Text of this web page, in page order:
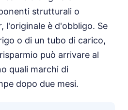
strutturali o
l'originale è d'obbligo. Se
o di un tubo di carico,
può arrivare al
quali marchi di
dopo due mesi.